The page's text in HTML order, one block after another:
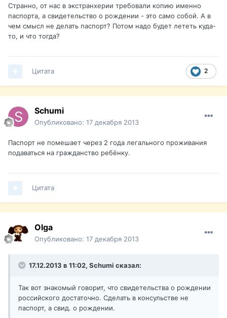
Странно, от нас в экстранхерии требовали копию именно
паспорта, а свидетельство о рождении - это само собой. А в
чем смысл не делать паспорт? Потом надо будет лететь куда-
то, и что тогда?
2
Цитата
Schumi
Опубликовано: 17 декабря 2013
Паспорт не помешает через 2 года легального проживания
подаваться на гражданство ребёнку.
Цитата
Olga
Опубликовано: 17 декабря 2013
17.12.2013 в 11:02, Schumi сказал:
Так вот знакомый говорит, что свидетельства о рождении
российского достаточно. Сделать в консульстве не
паспорт, а свид. о рождении.